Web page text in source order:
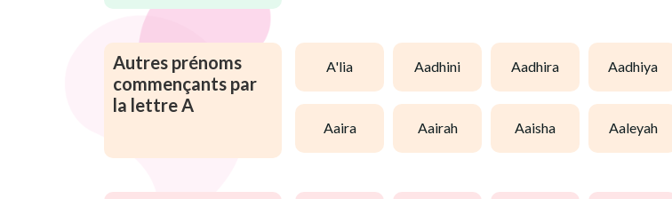
Autres prénoms
commençants par
la lettre A
a'lia aadhini aadhira aadhiya
aaira aairah aaisha aaleyah